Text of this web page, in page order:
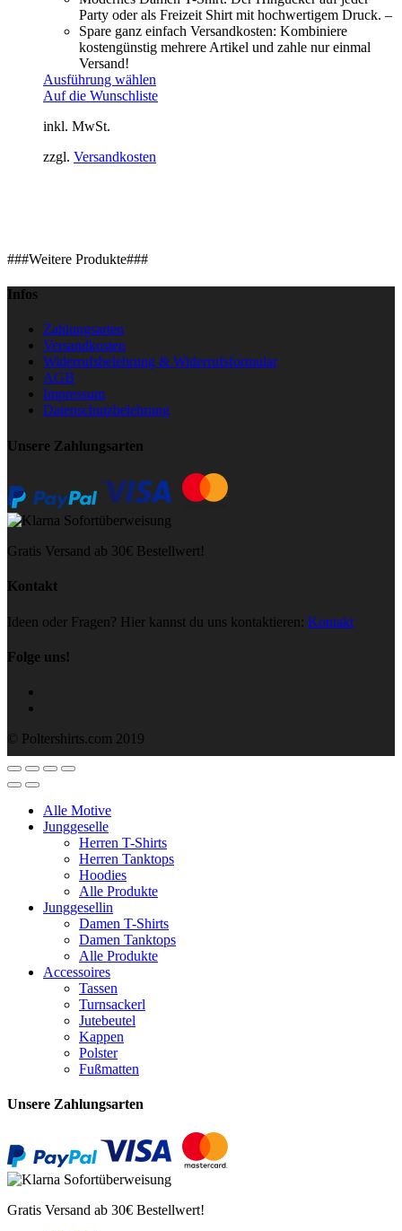
Party oder als Freizeit Shirt mit hochwertigem Druck. –
Spare ganz einfach Versandkosten: Kombiniere
kostengünstig mehrere Artikel und zahle nur einmal
Versand!
Ausführung wählen
Auf die Wunschliste
inkl. MwSt.
zzgl. Versandkosten
###Weitere Produkte###
Infos
Zahlungsarten
Versandkosten
Widerrufsbelehrung & Widerrufsformular
AGB
Impressum
Datenschutzbelehrung
Unsere Zahlungsarten
Gratis Versand ab 30€ Bestellwert!
Kontakt
Ideen oder Fragen? Hier kannst du uns kontaktieren: Kontakt
Folge uns!
© Poltershirts.com 2019
Alle Motive
Junggeselle
Herren T-Shirts
Herren Tanktops
Hoodies
Alle Produkte
Junggesellin
Damen T-Shirts
Damen Tanktops
Alle Produkte
Accessoires
Tassen
Turnsackerl
Jutebeutel
Kappen
Polster
Fußmatten
Unsere Zahlungsarten
Gratis Versand ab 30€ Bestellwert!